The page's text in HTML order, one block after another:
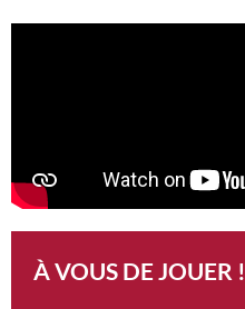
À VOUS DE JOUER !